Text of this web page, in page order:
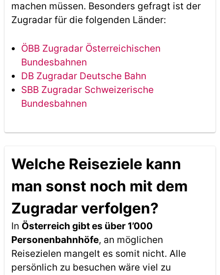
machen müssen. Besonders gefragt ist der
Zugradar für die folgenden Länder:
ÖBB Zugradar Österreichischen
Bundesbahnen
DB Zugradar Deutsche Bahn
SBB Zugradar Schweizerische
Bundesbahnen
Welche Reiseziele kann
man sonst noch mit dem
Zugradar verfolgen?
In Österreich gibt es über 1’000
Personenbahnhöfe, an möglichen
Reisezielen mangelt es somit nicht. Alle
persönlich zu besuchen wäre viel zu